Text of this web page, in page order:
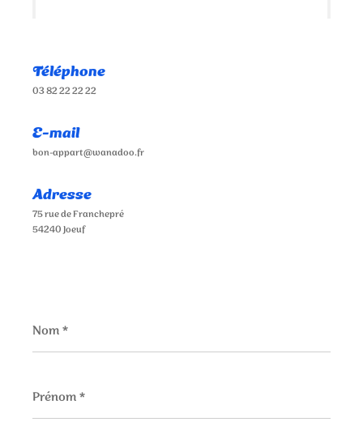
Téléphone
03 82 22 22 22
E-mail
bon-appart@wanadoo.fr
Adresse
75 rue de Franchepré
54240 Joeuf
*
*